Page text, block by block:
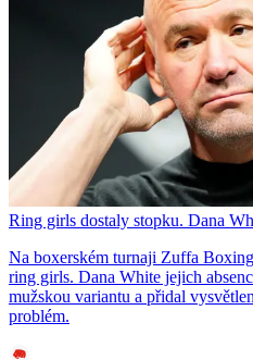
Ring girls dostaly stopku. Dana
Na boxerském turnaji Zuffa
ring girls. Dana White jejich
mužskou variantu a přidal
problém.